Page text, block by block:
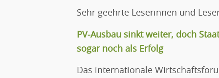
Sehr geehrte Leserinnen und
PV-Ausbau sinkt weiter, doch
sogar noch als Erfolg
Das internationale